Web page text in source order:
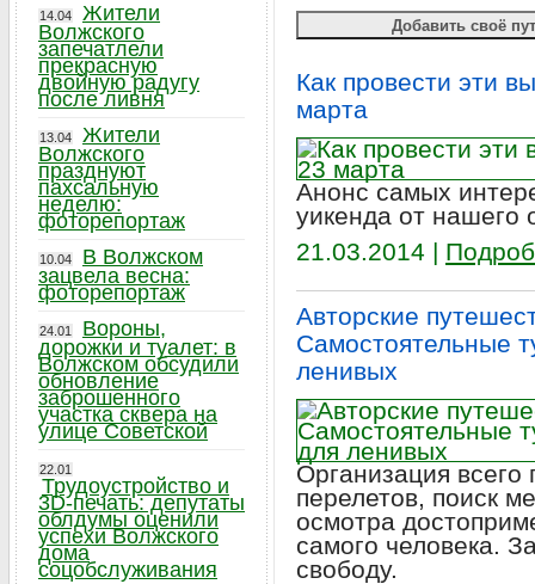
Как провести эти
марта
Анонс самых
уикенда от нашего
21.03.2014 |
Авторские
Самостоятельные
ленивых
Организация всего
перелетов, поиск
осмотра
самого человека.
свободу.
14.04
Жители
Волжского
запечатлели
прекрасную
двойную радугу
после ливня
13.04
Жители
Волжского
празднуют
пахсальную
неделю:
фоторепортаж
10.04
В Волжском
зацвела весна:
фоторепортаж
24.01
Вороны,
дорожки и туалет: в
Волжском обсудили
обновление
заброшенного
участка сквера на
улице Советской
22.01
Трудоустройство и
3D-печать: депутаты
облдумы оценили
успехи Волжского
дома
соцобслуживания